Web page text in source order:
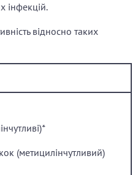
інфекцій.
відносно таких
*
(метицилінчутливий)